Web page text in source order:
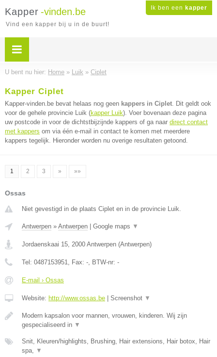
Ik ben een kapper
Kapper -vinden.be
Vind een kapper bij u in de buurt!
U bent nu hier: Home » Luik » Ciplet
Kapper Ciplet
Kapper-vinden.be bevat helaas nog geen kappers in Ciplet. Dit geldt ook
voor de gehele provincie Luik (kapper Luik). Voer bovenaan deze pagina
uw postcode in voor de dichtstbijzijnde kappers of ga naar direct contact
met kappers om via één e-mail in contact te komen met meerdere
kappers tegelijk. Hieronder worden nu overige resultaten getoond.
1 2 3 » »»
Ossas
Niet gevestigd in de plaats Ciplet en in de provincie Luik.
Antwerpen » Antwerpen Google maps ▼
Jordaenskaai 15, 2000 Antwerpen (Antwerpen)
Tel: 0487153951, Fax: -, BTW-nr: -
E-mail › Ossas
Website: http://www.ossas.be Screenshot ▼
Modern kapsalon voor mannen, vrouwen, kinderen. Wij zijn
gespecialiseerd in ▼
Snit, Kleuren/highlights, Brushing, Hair extensions, Hair botox, Hair
spa, ▼